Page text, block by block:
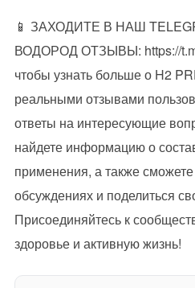
📱 ЗАХОДИТЕ В НАШ
ВОДОРОД ОТЗЫВЫ: https://
чтобы узнать больше о H2
реальными отзывами
ответы на интересующие
найдете информацию о
применения, а также
обсуждениях и поделиться
Присоединяйтесь к
здоровье и активную жизнь!